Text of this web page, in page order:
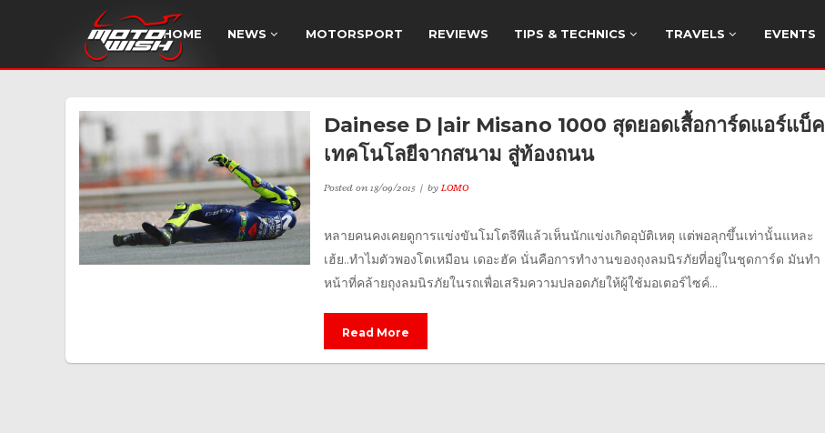
HOME NEWS MOTORSPORT REVIEWS TIPS & TECHNICS TRAVELS EVENTS
Dainese D |air Misano 1000 สุดยอดเสื้อการ์ดแอร์แบ็ค
เทคโนโลยีจากสนาม สู่ท้องถนน
Posted on18/09/2015 byLOMO
หลายคนคงเคยดูการแข่งขันโมโตจีพีแล้วเห็นนักแข่งเกิดอุบัติเหตุ แต่พอลุกขึ้นเท่านั้นแหละ
เฮ้ย..ทำไมตัวพองโตเหมือน เดอะฮัค นั่นคือการทำงานของถุงลมนิรภัยที่อยู่ในชุดการ์ด มันทำ
หน้าที่คล้ายถุงลมนิรภัยในรถเพื่อเสริมความปลอดภัยให้ผู้ใช้มอเตอร์ไซค์...
Read More